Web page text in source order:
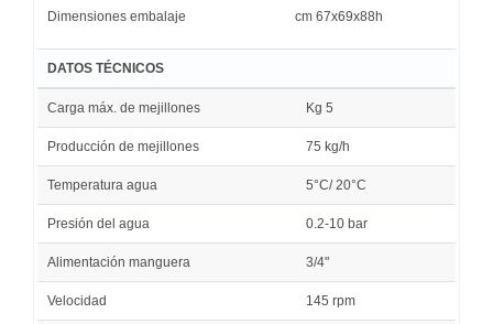
Dimensiones embalaje cm 67x69x88h
DATOS TÉCNICOS
Carga máx. de mejillones Kg 5
Producción de mejillones 75 kg/h
Temperatura agua 5°C/ 20°C
Presión del agua 0.2-10 bar
Alimentación manguera 3/4"
Velocidad 145 rpm